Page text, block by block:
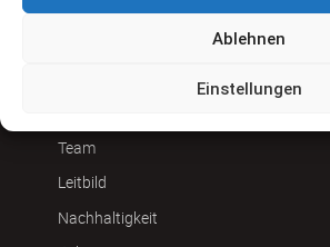
Ablehnen
Einstellungen
Team
Leitbild
Nachhaltigkeit